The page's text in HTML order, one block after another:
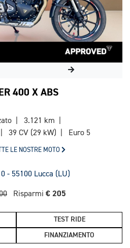
400 X ABS
3.121 km
39 CV (29 kW) Euro 5
LE NOSTRE MOTO
- 55100 Lucca (LU)
Risparmi € 205
TEST RIDE
FINANZIAMENTO